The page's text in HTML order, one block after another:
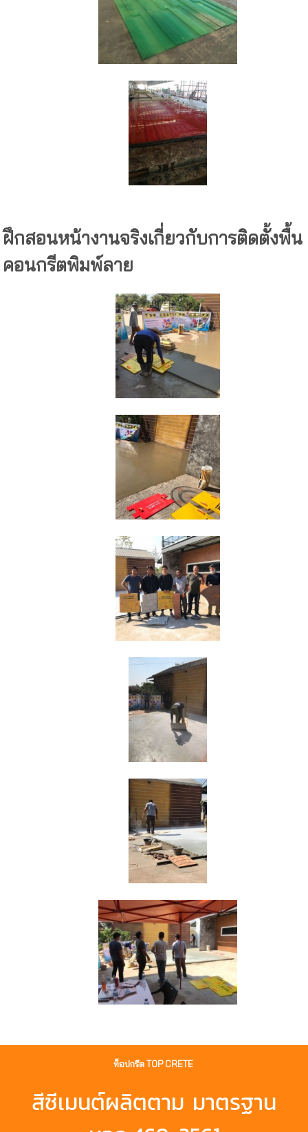
ฝึกสอนหน้างานจริงเกี่ยวกับการติดตั้งพื้น
คอนกรีตพิมพ์ลาย
ท็อปกรีต TOP CRETE
สีซีเมนต์ผลิตตาม มาตรฐาน